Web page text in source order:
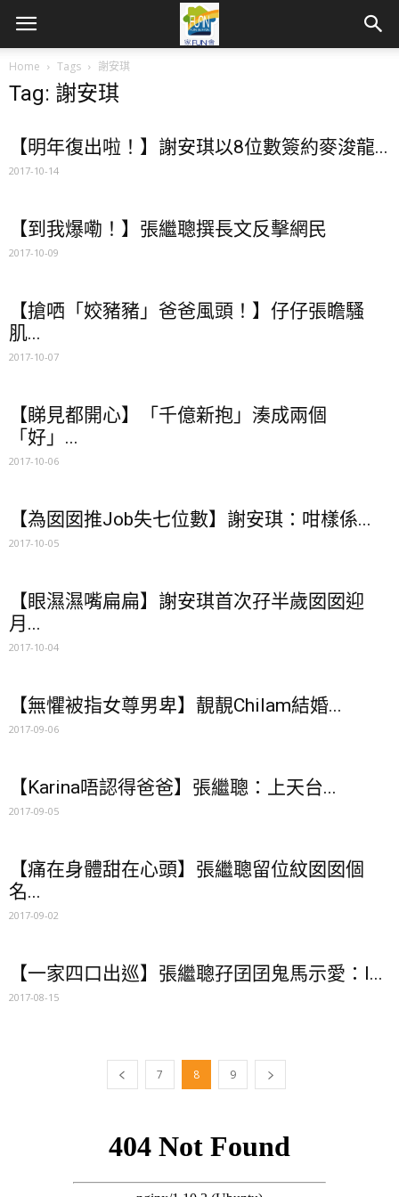
Home Tags 謝安琪
Tag: 謝安琪
【明年復出啦！】謝安琪以8位數簽約麥浚龍...
2017-10-14
【到我爆嘞！】張繼聰撰長文反擊網民
2017-10-09
【搶哂「姣豬豬」爸爸風頭！】仔仔張瞻騷
肌...
2017-10-07
【睇見都開心】「千億新抱」湊成兩個
「好」...
2017-10-06
【為囡囡推Job失七位數】謝安琪：咁樣係...
2017-10-05
【眼濕濕嘴扁扁】謝安琪首次孖半歲囡囡迎
月...
2017-10-04
【無懼被指女尊男卑】靚靚Chilam結婚...
2017-09-06
【Karina唔認得爸爸】張繼聰：上天台...
2017-09-05
【痛在身體甜在心頭】張繼聰留位紋囡囡個
名...
2017-09-02
【一家四口出巡】張繼聰孖囝囝鬼馬示愛：I...
2017-08-15
7 8 9